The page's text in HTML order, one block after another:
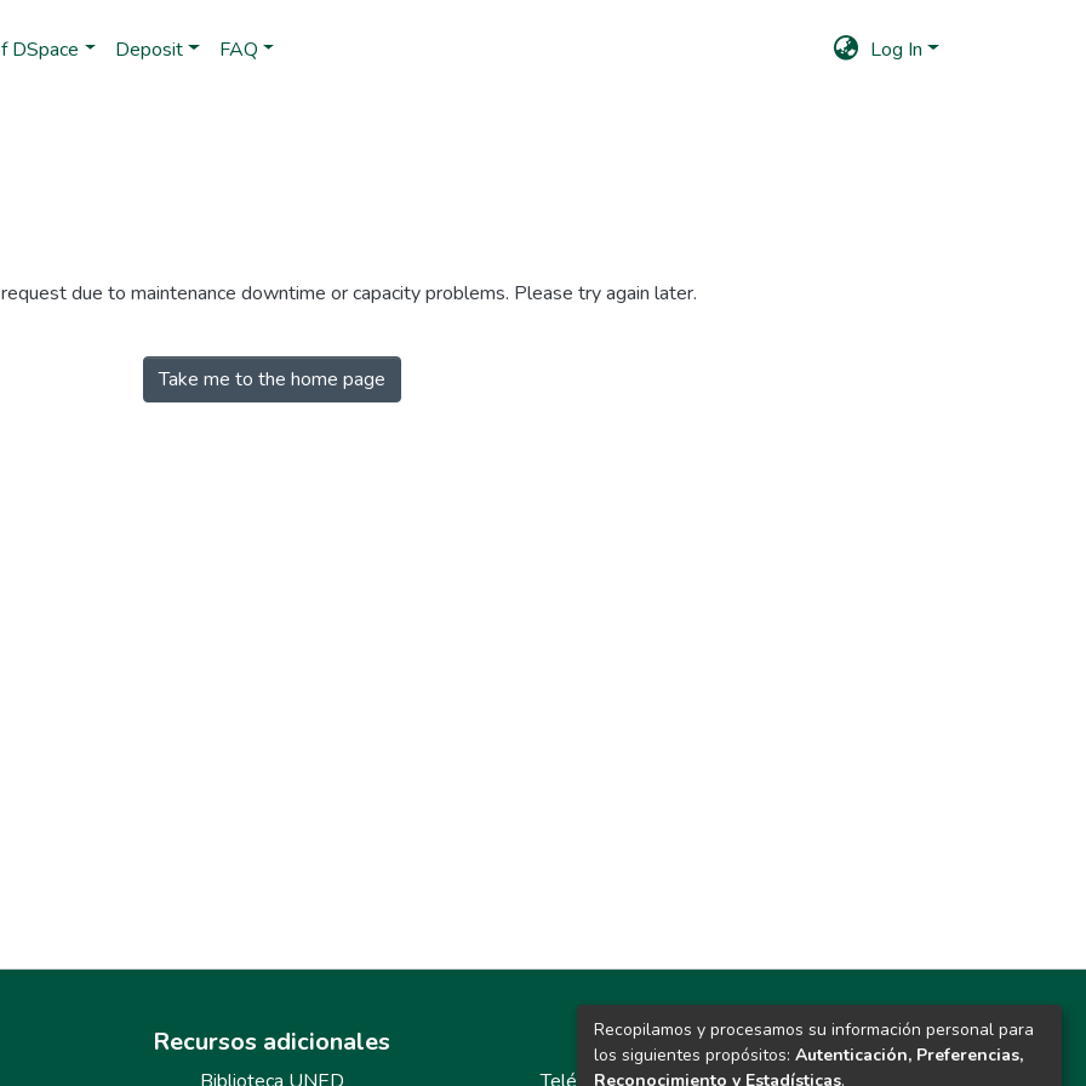
DSpace Deposit FAQ Log In
due to maintenance downtime or capacity problems. Please try again later.
Take me to the home page
Recursos adicionales Contacto
Recopilamos y procesamos su información personal para
los siguientes propósitos: Autenticación, Preferencias,
Reconocimiento y Estadísticas.